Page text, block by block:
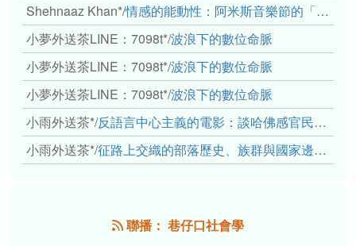
Shehnaaz Khan*/情感的能動性：阿米斯音樂節的「對話觀察」
小夢外送茶LINE：7098t*/波浪下的數位命脈
小夢外送茶LINE：7098t*/波浪下的數位命脈
小夢外送茶LINE：7098t*/波浪下的數位命脈
小雨外送茶*/反語言中心主義的電影：談哈佛感官民族誌實驗室
小雨外送茶*/征路上交織的部落歷史、族群與國家邊界敘事： 《路有多長》、《高砂的翅膀》、《檔案／李光輝》
聯播： 巷仔口社會學